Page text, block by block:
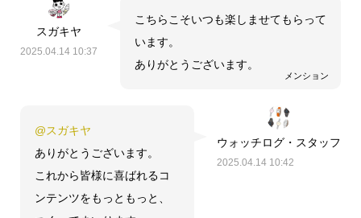
スガキヤ
2025.04.14 10:37
メンション
こちらこそいつも楽しませてもらって
います。
ありがとうございます。
ウォッチログ・スタッフ
2025.04.14 10:42
@スガキヤ
ありがとうございます。
これから皆様に喜ばれるコ
ンテンツをもっともっと、